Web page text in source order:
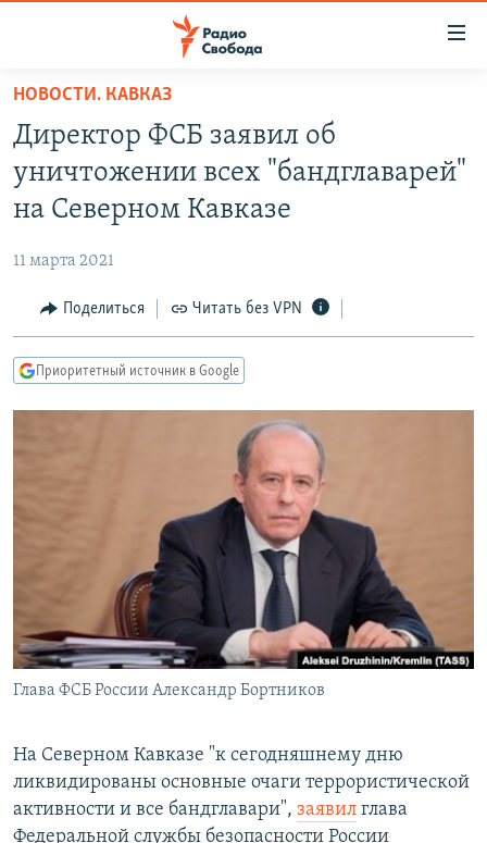
упрощенного
доступа
основному
Вернутся
Вернутся
ПОДКАСТЫ
АВТОРСКИЕ ПРОЕКТЫ
МНЕНИЯ
КУЛЬТУРА
КАВКАЗ.РЕАЛИИ
РАСПИСАНИЕ ВЕЩАНИЯ
ПОДПИШИТЕСЬ НА РАССЫЛКУ
СОЦИАЛЬНЫЕ СЕТИ
Все сайты РСЕ/РС
НОВОСТИ. КАВКАЗ
Директор ФСБ заявил об
уничтожении всех "бандглаварей"
на Северном Кавказе
11 марта 2021
Поделиться Читать без VPN
Приоритетный источник в Google
Глава ФСБ России Александр Бортников
На Северном Кавказе "к сегодняшнему дню
ликвидированы основные очаги террористической
активности и все бандглавари", заявил глава
Федеральной службы безопасности России